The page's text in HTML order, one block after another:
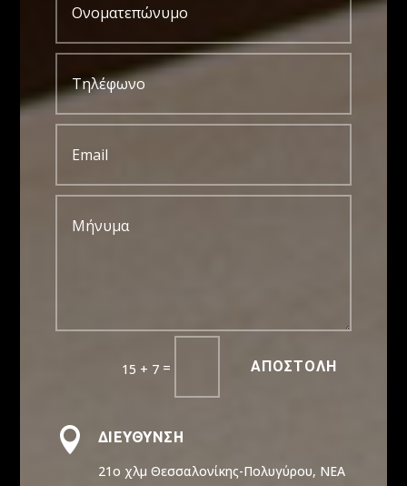
15 + 7 = ΑΠΟΣΤΟΛΗ
 ΔΙΕΥΘΥΝΣΗ
21ο χλμ Θεσσαλονίκης-Πολυγύρου, ΝΕΑ